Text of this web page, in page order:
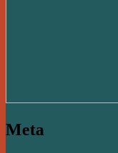
Meta